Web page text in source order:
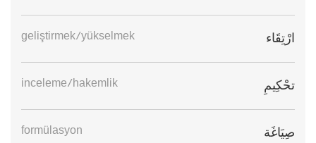
ارْتِقَاء geliştirmek/yükselmek
تحْكِيمِ inceleme/hakemlik
صِيَاغَة formülasyon